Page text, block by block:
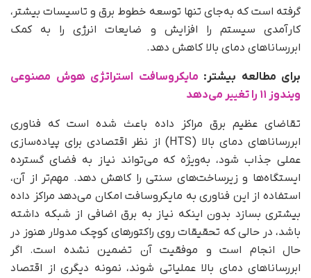
گرفته است که به‌جای تنها توسعه خطوط برق و تاسیسات بیشتر،
کارآمدی سیستم را افزایش و ضایعات انرژی را به‌ کمک
ابررساناهای دمای بالا کاهش دهد.
برای مطالعه بیشتر: مایکروسافت استراتژی هوش مصنوعی
ویندوز ۱۱ را تغییر می‌دهد
تقاضای عظیم برق مراکز داده باعث شده است که فناوری
ابررساناهای دمای بالا (HTS) از نظر اقتصادی برای پیاده‌سازی
عملی جذاب شود، به‌ویژه که می‌تواند نیاز به فضای گسترده
ایستگاه‌ها و زیرساخت‌های سنتی را کاهش دهد. مهم‌تر از آن،
استفاده از این فناوری به مایکروسافت امکان می‌دهد مراکز داده
بیشتری بسازد بدون اینکه نیاز به برق اضافی از شبکه داشته
باشد، در حالی که تحقیقات روی راکتورهای کوچک مدولار هنوز در
حال انجام است و موفقیت آن تضمین نشده است. اگر
ابررساناهای دمای بالا عملیاتی شوند، نمونه دیگری از اقتصاد